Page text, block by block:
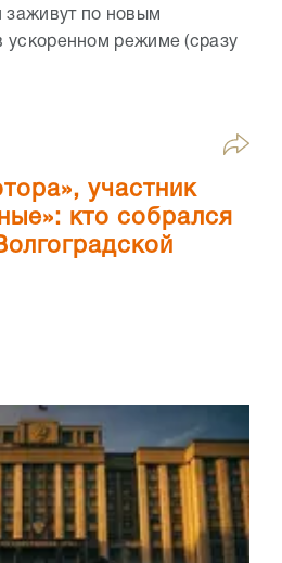
заживут по новым
ускоренном режиме (сразу
участник
кто собрался